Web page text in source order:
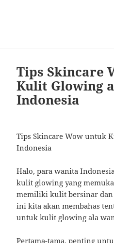
Tips Skincare
Kulit Glowing
Indonesia
Tips Skincare Wow untuk
Indonesia
Halo, para wanita
kulit glowing yang
memiliki kulit bersinar dan
ini kita akan membahas
untuk kulit glowing ala
Pertama-tama, penting